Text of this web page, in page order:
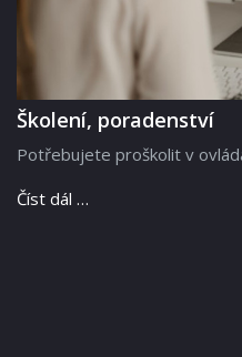
Školení, poradenství
Potřebujete proškolit v
Číst dál …